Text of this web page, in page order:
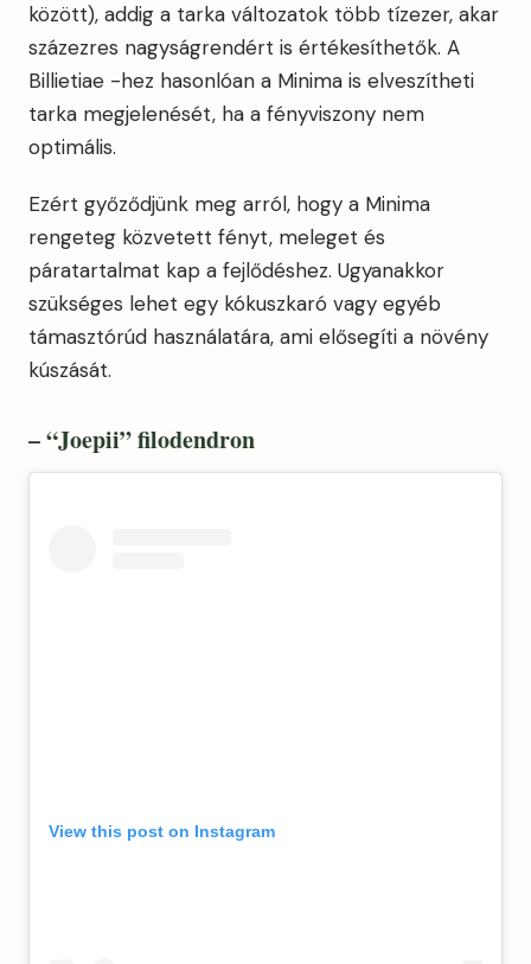
között), addig a tarka változatok több tízezer, akar
százezres nagyságrendért is értékesíthetők. A
Billietiae -hez hasonlóan a Minima is elveszítheti
tarka megjelenését, ha a fényviszony nem
optimális.
Ezért győződjünk meg arról, hogy a Minima
rengeteg közvetett fényt, meleget és
páratartalmat kap a fejlődéshez. Ugyanakkor
szükséges lehet egy kókuszkaró vagy egyéb
támasztórúd használatára, ami elősegíti a növény
kúszását.
– “Joepii” filodendron
View this post on Instagram